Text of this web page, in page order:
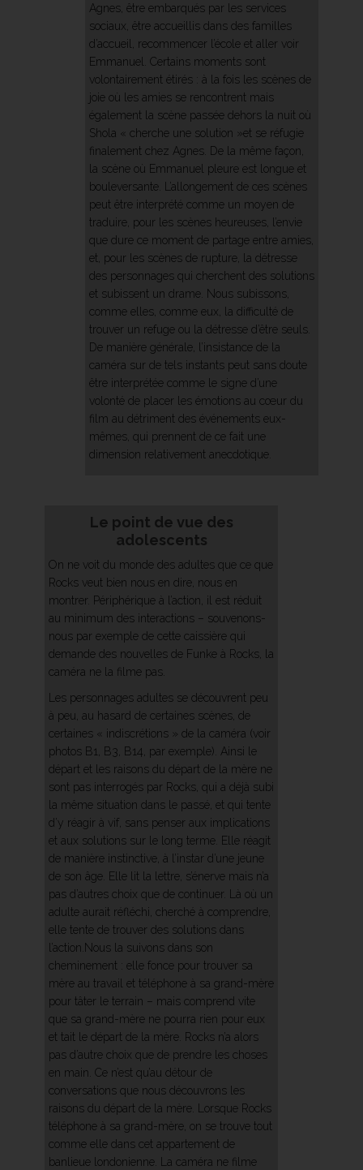
Agnes, être embarqués par les services
sociaux, être accueillis dans des familles
d’accueil, recommencer l’école et aller voir
Emmanuel. Certains moments sont
volontairement étirés : à la fois les scènes de
joie où les amies se rencontrent mais
également la scène passée dehors la nuit où
Shola « cherche une solution »et se réfugie
finalement chez Agnes. De la même façon,
la scène où Emmanuel pleure est longue et
bouleversante. L’allongement de ces scènes
peut être interprété comme un moyen de
traduire, pour les scènes heureuses, l’envie
que dure ce moment de partage entre amies,
et, pour les scènes de rupture, la détresse
des personnages qui cherchent des solutions
et subissent un drame. Nous subissons,
comme elles, comme eux, la difficulté de
trouver un refuge ou la détresse d’être seuls.
De manière générale, l’insistance de la
caméra sur de tels instants peut sans doute
être interprétée comme le signe d’une
volonté de placer les émotions au cœur du
film au détriment des événements eux-
mêmes, qui prennent de ce fait une
dimension relativement anecdotique.
Le point de vue des
adolescents
On ne voit du monde des adultes que ce que
Rocks veut bien nous en dire, nous en
montrer. Périphérique à l’action, il est réduit
au minimum des interactions – souvenons-
nous par exemple de cette caissière qui
demande des nouvelles de Funke à Rocks, la
caméra ne la filme pas.
Les personnages adultes se découvrent peu
à peu, au hasard de certaines scènes, de
certaines « indiscrétions » de la caméra (voir
photos B1, B3, B14, par exemple). Ainsi le
départ et les raisons du départ de la mère ne
sont pas interrogés par Rocks, qui a déjà subi
la même situation dans le passé, et qui tente
d’y réagir à vif, sans penser aux implications
et aux solutions sur le long terme. Elle réagit
de manière instinctive, à l’instar d’une jeune
de son âge. Elle lit la lettre, s’énerve mais n’a
pas d’autres choix que de continuer. Là où un
adulte aurait réfléchi, cherché à comprendre,
elle tente de trouver des solutions dans
l’action.Nous la suivons dans son
cheminement : elle fonce pour trouver sa
mère au travail et téléphone à sa grand-mère
pour tâter le terrain – mais comprend vite
que sa grand-mère ne pourra rien pour eux
et tait le départ de la mère. Rocks n’a alors
pas d’autre choix que de prendre les choses
en main. Ce n’est qu’au détour de
conversations que nous découvrons les
raisons du départ de la mère. Lorsque Rocks
téléphone à sa grand-mère, on se trouve tout
comme elle dans cet appartement de
banlieue londonienne. La caméra ne filme